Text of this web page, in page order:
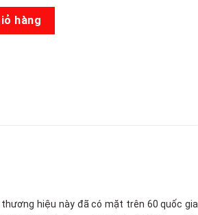
số lượng
hàng
hiệu này đã có mặt trên 60 quốc gia